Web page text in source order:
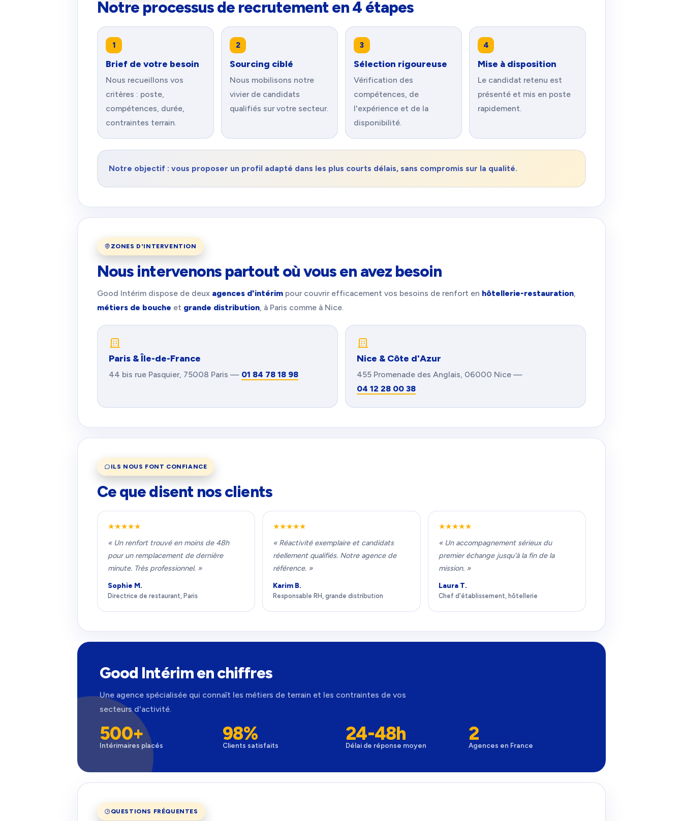
Notre processus de recrutement en 4 étapes
1
Brief de votre besoin
Nous recueillons vos
critères : poste,
compétences, durée,
contraintes terrain.
2
Sourcing ciblé
Nous mobilisons notre
vivier de candidats
qualifiés sur votre secteur.
3
Sélection rigoureuse
Vérification des
compétences, de
l'expérience et de la
disponibilité.
4
Mise à disposition
Le candidat retenu est
présenté et mis en poste
rapidement.
Notre objectif : vous proposer un profil adapté dans les plus courts délais, sans compromis sur la qualité.
ZONES D'INTERVENTION
Nous intervenons partout où vous en avez besoin
Good Intérim dispose de deux agences d'intérim pour couvrir efficacement vos besoins de renfort en hôtellerie-restauration,
métiers de bouche et grande distribution, à Paris comme à Nice.
Paris & Île-de-France
44 bis rue Pasquier, 75008 Paris — 01 84 78 18 98
Nice & Côte d'Azur
455 Promenade des Anglais, 06000 Nice —
04 12 28 00 38
ILS NOUS FONT CONFIANCE
Ce que disent nos clients
★★★★★
« Un renfort trouvé en moins de 48h
pour un remplacement de dernière
minute. Très professionnel. »
Sophie M.
Directrice de restaurant, Paris
★★★★★
« Réactivité exemplaire et candidats
réellement qualifiés. Notre agence de
référence. »
Karim B.
Responsable RH, grande distribution
★★★★★
« Un accompagnement sérieux du
premier échange jusqu'à la fin de la
mission. »
Laura T.
Chef d'établissement, hôtellerie
Good Intérim en chiffres
Une agence spécialisée qui connaît les métiers de terrain et les contraintes de vos
secteurs d'activité.
500+
Intérimaires placés
98%
Clients satisfaits
24-48h
Délai de réponse moyen
2
Agences en France
QUESTIONS FRÉQUENTES